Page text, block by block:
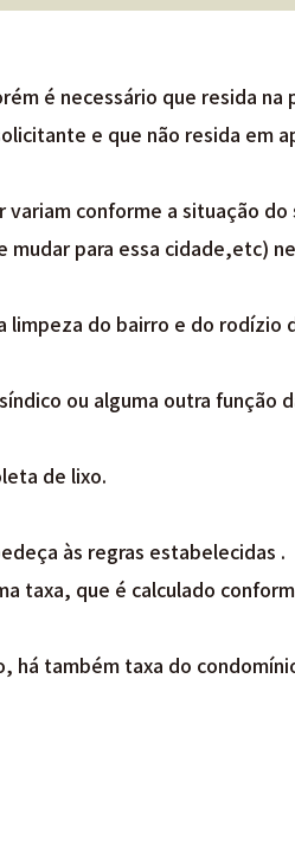
é necessário que resida na
e que não resida em
variam conforme a situação
para essa cidade,etc)
limpeza do bairro e do rodízio
ou alguma outra função
de lixo.
às regras estabelecidas .
taxa, que é calculado
há também taxa do